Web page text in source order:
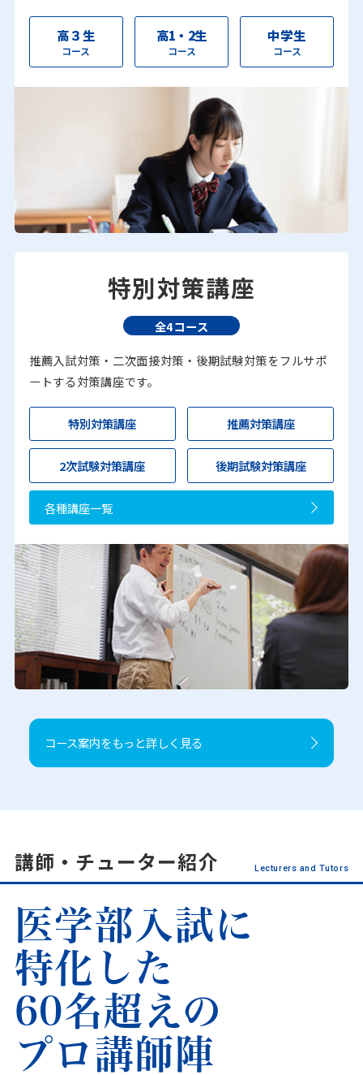
高３生
コース
高1・2生
コース
中学生
コース
特別対策講座
全4コース
推薦入試対策・二次面接対策・後期試験対策をフルサポ
ートする対策講座です。
特別対策講座 推薦対策講座
2次試験対策講座 後期試験対策講座
各種講座一覧
コース案内をもっと詳しく見る
講師・チューター紹介 Lecturers and Tutors
医学部入試に
特化した
60名超えの
プロ講師陣